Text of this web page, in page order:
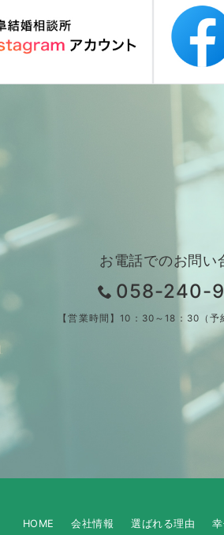
お電話でのお問い
058-240-
【営業時間】10：30～18：30（予
HOME 会社情報 選ばれる理由